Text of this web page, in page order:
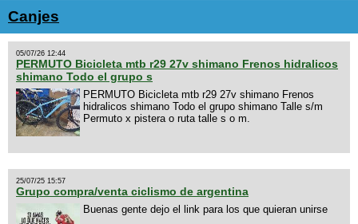
Canjes
05/07/26 12:44
PERMUTO Bicicleta mtb r29 27v shimano Frenos hidralicos
shimano Todo el grupo s
PERMUTO Bicicleta mtb r29 27v shimano Frenos
hidralicos shimano Todo el grupo shimano Talle s/m
Permuto x pistera o ruta talle s o m.
25/07/25 15:57
Grupo compra/venta ciclismo de argentina
Buenas gente dejo el link para los que quieran unirse